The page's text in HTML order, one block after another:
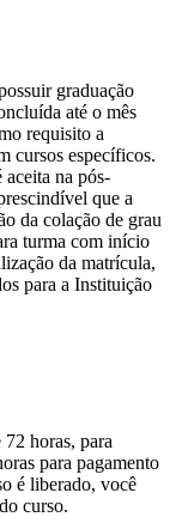
graduação
até o mês
requisito a
cursos específicos.
na pós-
que a
da colação de grau
turma com início
da matrícula,
para a Instituição
horas, para
para pagamento
é liberado, você
curso.